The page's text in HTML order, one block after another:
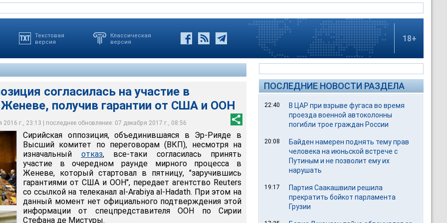
Текстовая
версия
Классическая
версия
18+
согласилась на участие в
Женеве, получив гарантии от США и ООН
г., 23:13 | последнее обновление: 07 декабря 2017 г., 08:56
объединившаяся в Эр-Рияде в Высший комитет по
на изначальный отказ, все-таки согласилась принять
раунде мирного процесса в Женеве
ООН в Женеве стартовал первый день переговоров по
кризиса, однако на них не приехала главная
сирийских повстанцев
кризиса в Сирии предполагает, что после переговоров
появится комитет по обеспечению безопасности и будет
амнистия для некоторых представителей сирийских
Сирийская оппозиция, объединившаяся в Эр-Рияде в
Высший комитет по переговорам (ВКП), несмотря на
изначальный отказ, все-таки согласилась принять
участие в очередном раунде мирного процесса в
Женеве, который стартовал в пятницу, "заручившись
гарантиями от США и ООН", передает агентство Reuters
со ссылкой на телеканал al-Arabiya al-Hadath. При этом на
данный момент нет официального подтверждения этой
информации от спецпредставителя ООН по Сирии
Стефана де Мистуры.
ПОСЛЕДНИЕ НОВОСТИ РАЗДЕЛА
22:40
В ЦАР при взрыве фугаса во время
проезда военной автоколонны
погибли трое граждан России
20:08
Байден намерен поднять тему прав
человека на июньской встрече с
Путиным и не позволит ему их
нарушать
19:17
Партия Саакашвили решила
прекратить бойкот парламента
Грузии